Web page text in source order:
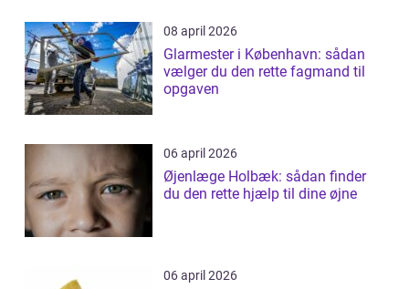
08 april 2026
Glarmester i København: sådan
vælger du den rette fagmand til
opgaven
06 april 2026
Øjenlæge Holbæk: sådan finder
du den rette hjælp til dine øjne
06 april 2026